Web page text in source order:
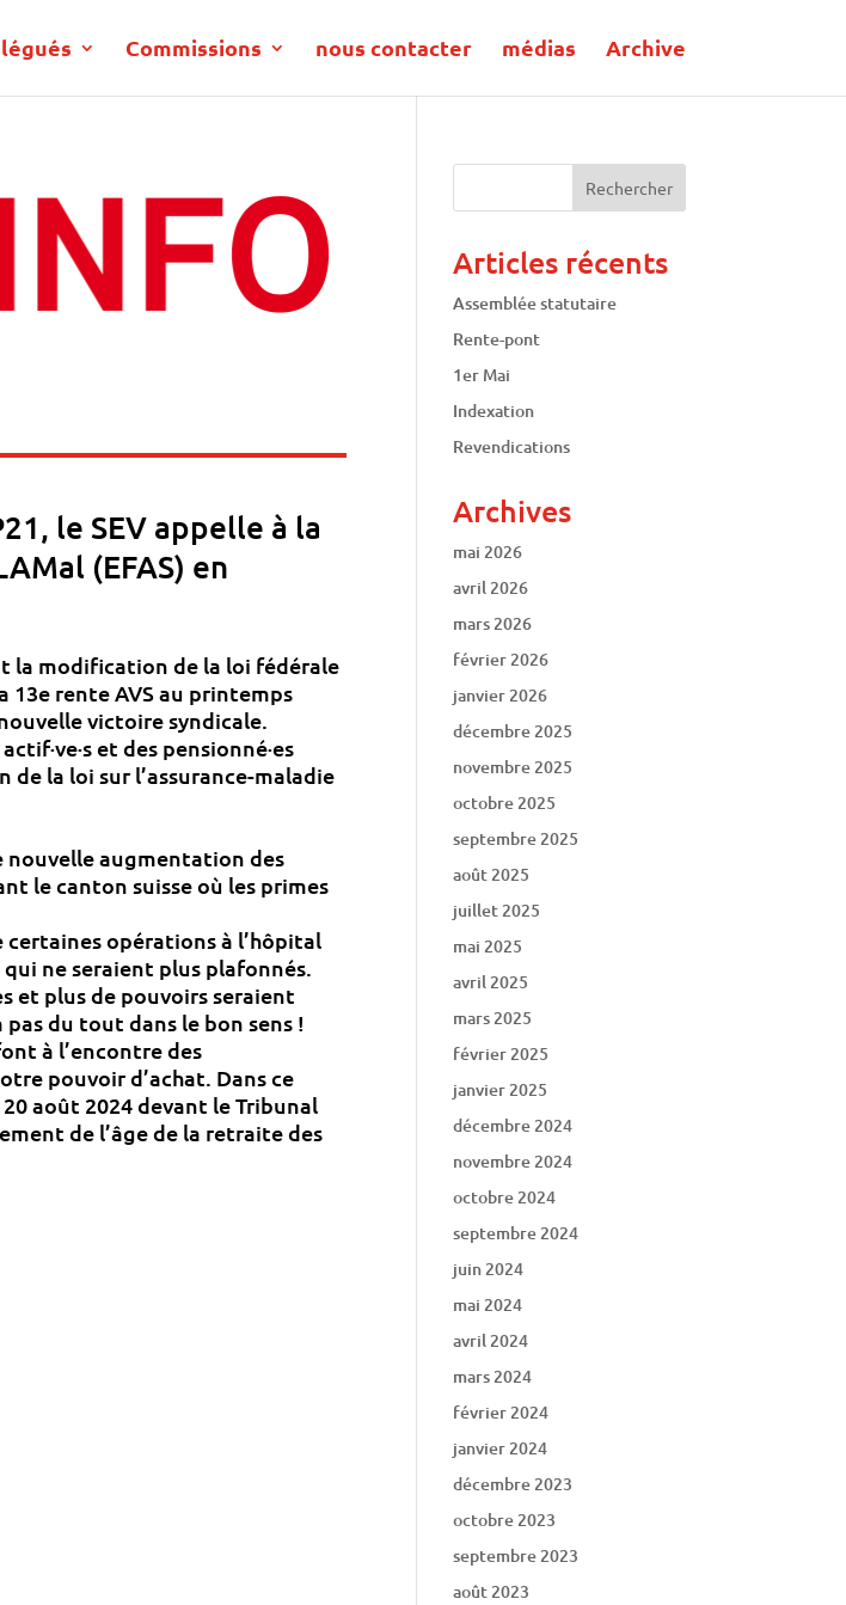
Commissions nous contacter médias Archive
le SEV appelle à la
(EFAS) en
la modification de la loi fédérale
13e rente AVS au printemps
victoire syndicale.
et des pensionné·es
la loi sur l’assurance-maladie
nouvelle augmentation des
le canton suisse où les primes
certaines opérations à l’hôpital
ne seraient plus plafonnés.
et plus de pouvoirs seraient
du tout dans le bon sens !
à l’encontre des
pouvoir d’achat. Dans ce
août 2024 devant le Tribunal
de l’âge de la retraite des
Articles récents
Assemblée statutaire
Rente-pont
1er Mai
Indexation
Revendications
Archives
mai 2026
avril 2026
mars 2026
février 2026
janvier 2026
décembre 2025
novembre 2025
octobre 2025
septembre 2025
août 2025
juillet 2025
mai 2025
avril 2025
mars 2025
février 2025
janvier 2025
décembre 2024
novembre 2024
octobre 2024
septembre 2024
juin 2024
mai 2024
avril 2024
mars 2024
février 2024
janvier 2024
décembre 2023
octobre 2023
septembre 2023
août 2023